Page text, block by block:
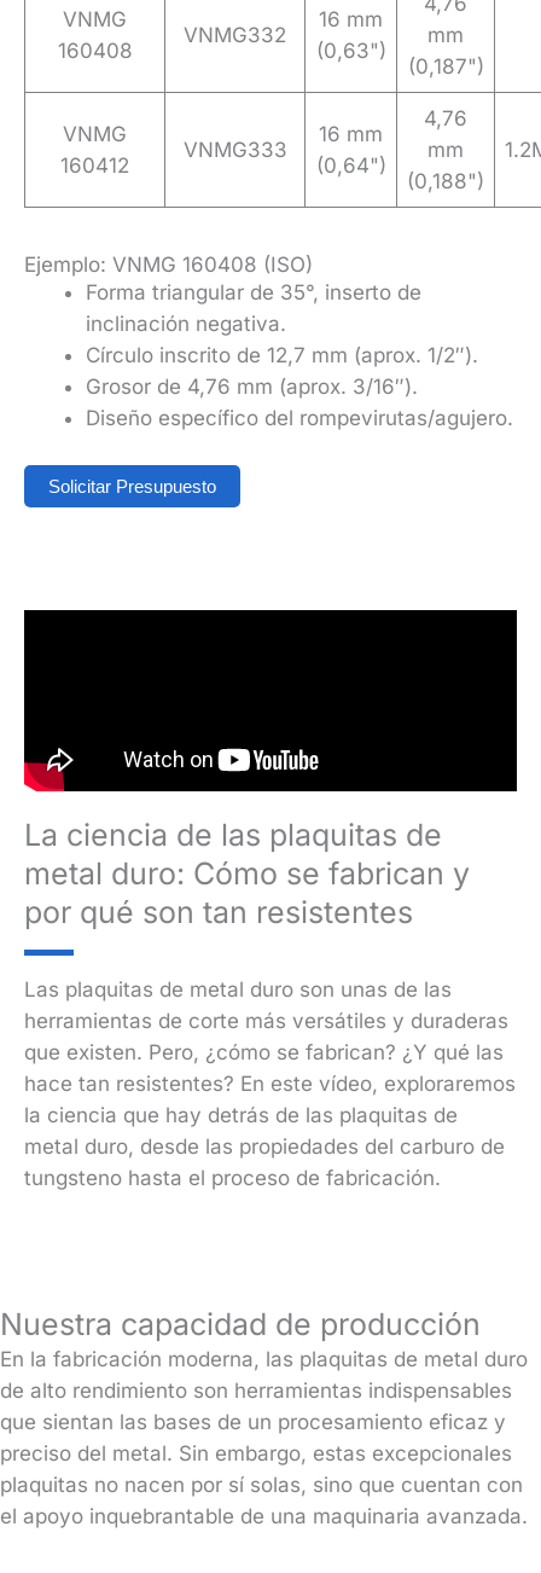
VNMG
160408
VNMG332
16 mm
(0,63")
mm
(0,187")
VNMG
160412
VNMG333
16 mm
(0,64")
4,76
mm
(0,188")
Ejemplo: VNMG 160408 (ISO)
Forma triangular de 35°, inserto de
inclinación negativa.
Círculo inscrito de 12,7 mm (aprox. 1/2″).
Grosor de 4,76 mm (aprox. 3/16″).
Diseño específico del rompevirutas/agujero.
Solicitar Presupuesto
La ciencia de las plaquitas de
metal duro: Cómo se fabrican y
por qué son tan resistentes
Las plaquitas de metal duro son unas de las
herramientas de corte más versátiles y duraderas
que existen. Pero, ¿cómo se fabrican? ¿Y qué las
hace tan resistentes? En este vídeo, exploraremos
la ciencia que hay detrás de las plaquitas de
metal duro, desde las propiedades del carburo de
tungsteno hasta el proceso de fabricación.
Nuestra capacidad de producción
En la fabricación moderna, las plaquitas de metal duro
de alto rendimiento son herramientas indispensables
que sientan las bases de un procesamiento eficaz y
preciso del metal. Sin embargo, estas excepcionales
plaquitas no nacen por sí solas, sino que cuentan con
el apoyo inquebrantable de una maquinaria avanzada.